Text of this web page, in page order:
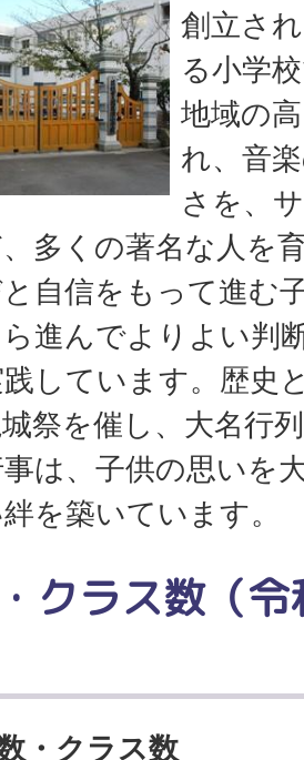
創立さ
る小学
地域の
れ、音
さを、
多くの著名な人を
と自信をもって進む
進んでよりよい判
しています。歴史
祭を催し、大名行
は、子供の思いを
を築いています。
クラス数（
・クラス数